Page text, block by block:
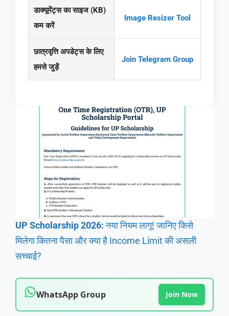
डाक्यूमेंट्स का साइज (KB)
कम करें
Image Resizer Tool
छात्रवृत्ति अपडेट्स के लिए
हमसे जुड़ें
Join Telegram Group
UP Scholarship 2026:नया नियम लागू! जानिए किसे
मिलेगा कितना पैसा और क्या है Income Limit की असली
सच्चाई?
WhatsApp Group Join Now